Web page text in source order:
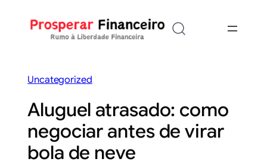
Uncategorized
Aluguel atrasado: como
negociar antes de virar
bola de neve